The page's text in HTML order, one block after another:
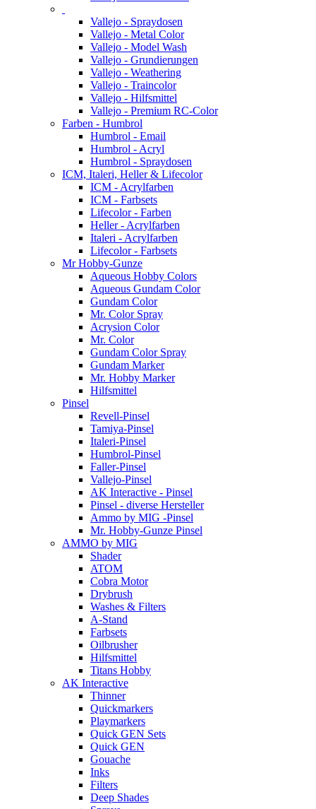
Vallejo - Spraydosen
Vallejo - Metal Color
Vallejo - Model Wash
Vallejo - Grundierungen
Vallejo - Weathering
Vallejo - Traincolor
Vallejo - Hilfsmittel
Vallejo - Premium RC-Color
Farben - Humbrol
Humbrol - Email
Humbrol - Acryl
Humbrol - Spraydosen
ICM, Italeri, Heller & Lifecolor
ICM - Acrylfarben
ICM - Farbsets
Lifecolor - Farben
Heller - Acrylfarben
Italeri - Acrylfarben
Lifecolor - Farbsets
Mr Hobby-Gunze
Aqueous Hobby Colors
Aqueous Gundam Color
Gundam Color
Mr. Color Spray
Acrysion Color
Mr. Color
Gundam Color Spray
Gundam Marker
Mr. Hobby Marker
Hilfsmittel
Pinsel
Revell-Pinsel
Tamiya-Pinsel
Italeri-Pinsel
Humbrol-Pinsel
Faller-Pinsel
Vallejo-Pinsel
AK Interactive - Pinsel
Pinsel - diverse Hersteller
Ammo by MIG -Pinsel
Mr. Hobby-Gunze Pinsel
AMMO by MIG
Shader
ATOM
Cobra Motor
Drybrush
Washes & Filters
A-Stand
Farbsets
Oilbrusher
Hilfsmittel
Titans Hobby
AK Interactive
Thinner
Quickmarkers
Playmarkers
Quick GEN Sets
Quick GEN
Gouache
Inks
Filters
Deep Shades